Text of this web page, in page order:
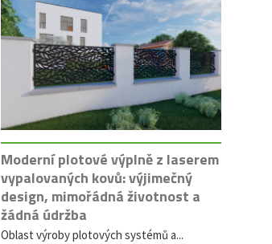
Moderní plotové výplně z laserem
vypalovaných kovů: výjimečný
design, mimořádná životnost a
žádná údržba
Oblast výroby plotových systémů a...